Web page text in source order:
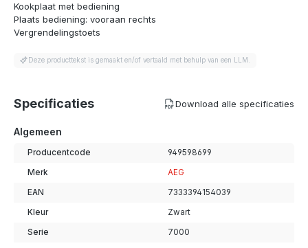
Kookplaat met bediening
Plaats bediening: vooraan rechts
Vergrendelingstoets
Deze producttekst is gemaakt en/of vertaald met behulp van een LLM.
Specificaties Download alle specificaties
Algemeen
Producentcode 949598699
Merk AEG
EAN 7333394154039
Kleur Zwart
Serie 7000